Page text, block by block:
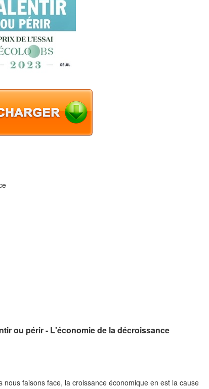
ou périr - L'économie de la décroissance
faisons face, la croissance économique en est la cause